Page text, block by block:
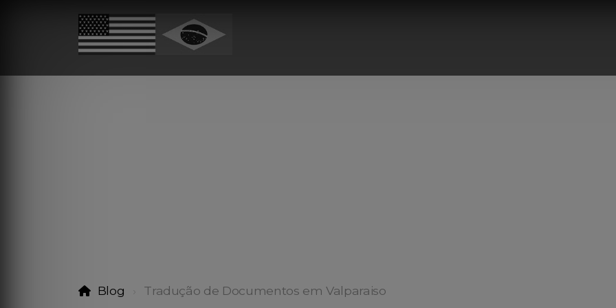
Blog Tradução de Documentos em Valparaiso